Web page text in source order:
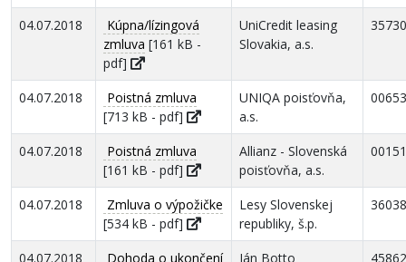
04.07.2018
Kúpna/lízingová
zmluva [161 kB -
pdf]
UniCredit leasing
Slovakia, a.s.
04.07.2018
Poistná zmluva
[713 kB - pdf]
UNIQA poisťovňa,
a.s.
04.07.2018
Poistná zmluva
[161 kB - pdf]
Allianz - Slovenská
poisťovňa, a.s.
04.07.2018
Zmluva o výpožičke
[534 kB - pdf]
Lesy Slovenskej
republiky, š.p.
04.07.2018
Dohoda o ukončení
Ján Botto